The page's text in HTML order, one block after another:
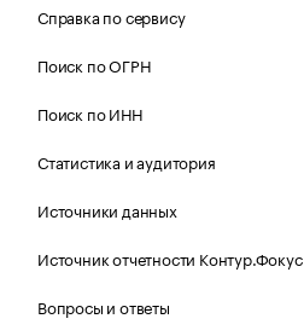
Справка по сервису
Поиск по ОГРН
Поиск по ИНН
Статистика и аудитория
Источники данных
Источник отчетности Контур.Фокус
Вопросы и ответы